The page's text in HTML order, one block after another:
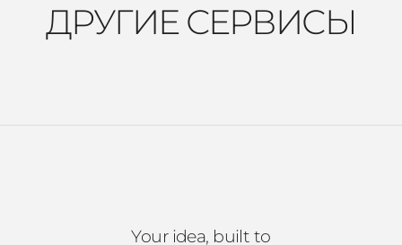
ДРУГИЕ СЕРВИСЫ
Your idea, built to